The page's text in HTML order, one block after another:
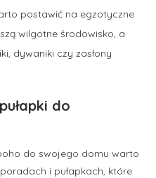
postawić na egzotyczne
wilgotne środowisko, a
dywaniki czy zasłony
do
do swojego domu warto
i pułapkach, które